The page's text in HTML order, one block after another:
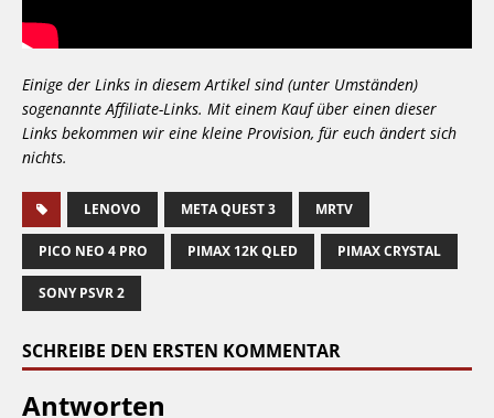
Einige der Links in diesem Artikel sind (unter Umständen)
sogenannte Affiliate-Links. Mit einem Kauf über einen dieser
Links bekommen wir eine kleine Provision, für euch ändert sich
nichts.
LENOVO META QUEST 3 MRTV
PICO NEO 4 PRO PIMAX 12K QLED PIMAX CRYSTAL
SONY PSVR 2
SCHREIBE DEN ERSTEN KOMMENTAR
Antworten